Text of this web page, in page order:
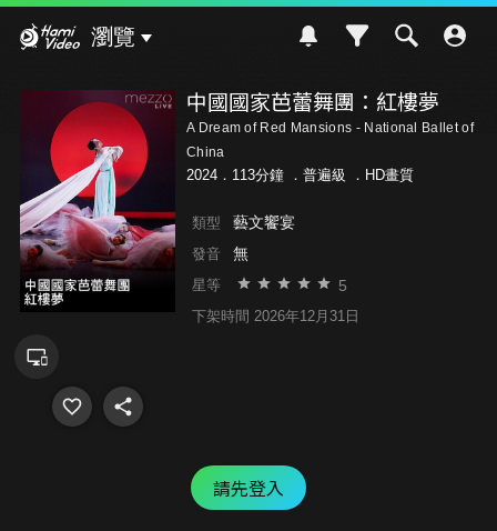
瀏覽
中國國家芭蕾舞團：紅樓夢
A Dream of Red Mansions - National Ballet of
China
2024．113分鐘 ． 普遍級 ．HD畫質
類型 藝文饗宴
發音 無
星等 5
下架時間 2026年12月31日
請先登入